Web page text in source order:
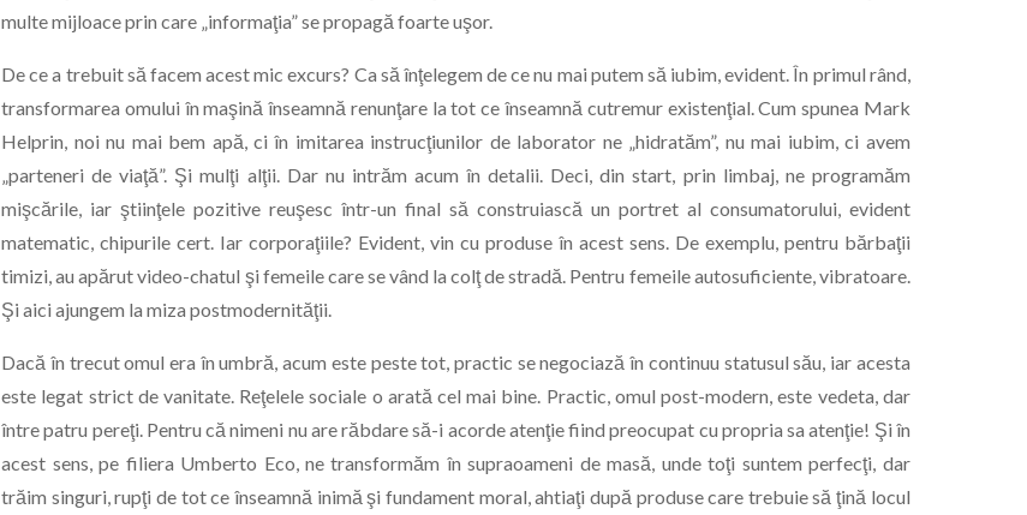
multe mijloace prin care „informaţia” se propagă foarte uşor.
De ce a trebuit să facem acest mic excurs? Ca să înţelegem de ce nu mai putem să iubim, evident. În primul rând,
transformarea omului în maşină înseamnă renunţare la tot ce înseamnă cutremur existenţial. Cum spunea Mark
Helprin, noi nu mai bem apă, ci în imitarea instrucţiunilor de laborator ne „hidratăm”, nu mai iubim, ci avem
„parteneri de viaţă”. Şi mulţi alţii. Dar nu intrăm acum în detalii. Deci, din start, prin limbaj, ne programăm
mişcările, iar ştiinţele pozitive reuşesc într-un final să construiască un portret al consumatorului, evident
matematic, chipurile cert. Iar corporaţiile? Evident, vin cu produse în acest sens. De exemplu, pentru bărbaţii
timizi, au apărut video-chatul şi femeile care se vând la colţ de stradă. Pentru femeile autosuficiente, vibratoare.
Şi aici ajungem la miza postmodernităţii.
Dacă în trecut omul era în umbră, acum este peste tot, practic se negociază în continuu statusul său, iar acesta
este legat strict de vanitate. Reţelele sociale o arată cel mai bine. Practic, omul post-modern, este vedeta, dar
între patru pereţi. Pentru că nimeni nu are răbdare să-i acorde atenţie fiind preocupat cu propria sa atenţie! Şi în
acest sens, pe filiera Umberto Eco, ne transformăm în supraoameni de masă, unde toţi suntem perfecţi, dar
trăim singuri, rupţi de tot ce înseamnă inimă şi fundament moral, ahtiaţi după produse care trebuie să ţină locul